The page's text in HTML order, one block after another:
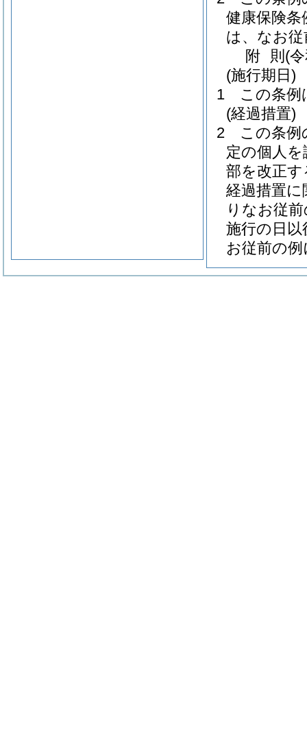
健康保険
は、なお
附 則 (
(施行期日)
1
この条例
(経過措置)
2
この条例
定の個人
部を改正
経過措置
りなお従
施行の日
お従前の